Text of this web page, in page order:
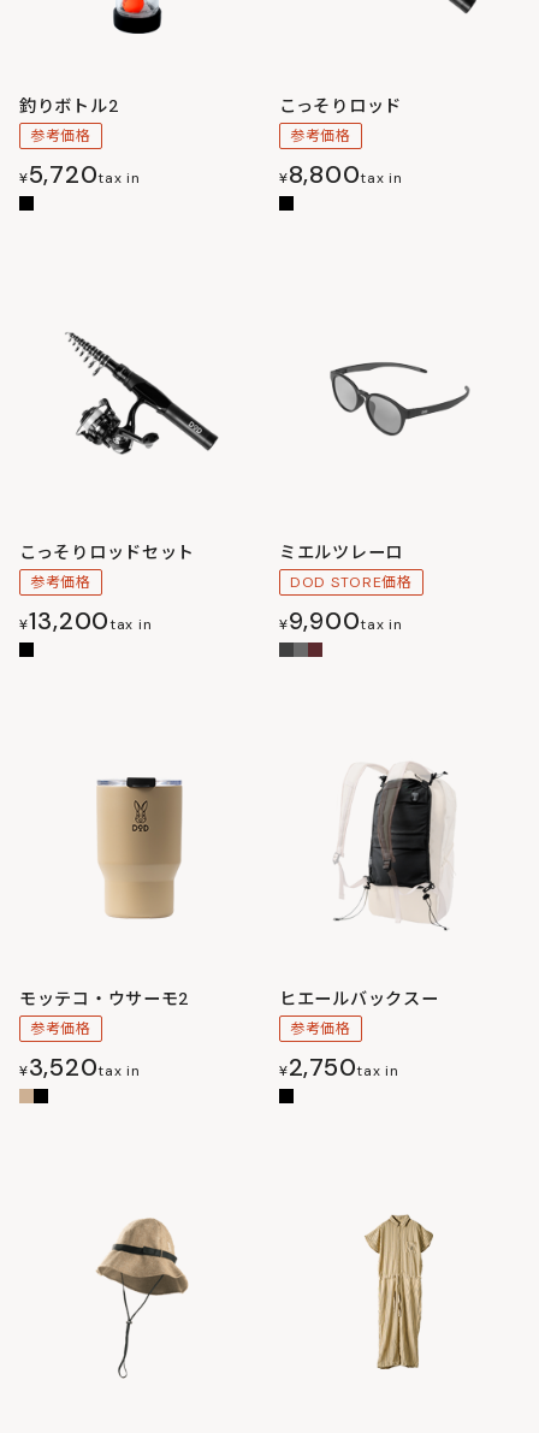
釣りボトル2
参考価格
¥5,720tax in
こっそりロッド
参考価格
¥8,800tax in
こっそりロッドセット
参考価格
¥13,200tax in
ミエルツレーロ
DOD STORE価格
¥9,900tax in
モッテコ・ウサーモ2
参考価格
¥3,520tax in
ヒエールバックスー
参考価格
¥2,750tax in